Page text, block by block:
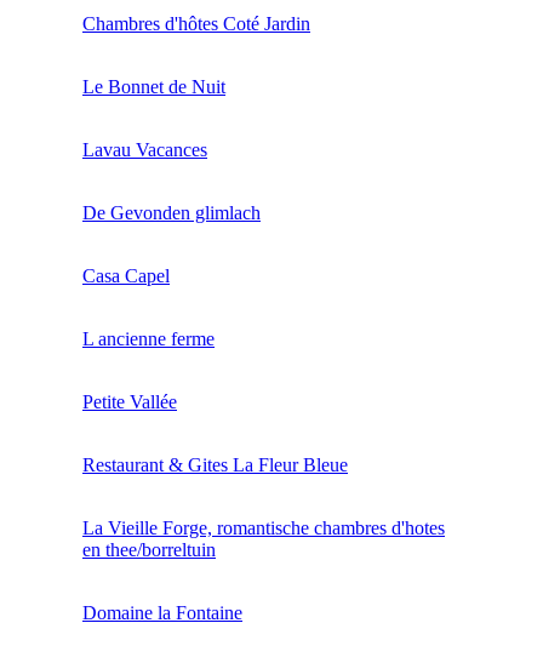
Chambres d'hôtes Coté Jardin
Le Bonnet de Nuit
Lavau Vacances
De Gevonden glimlach
Casa Capel
L ancienne ferme
Petite Vallée
Restaurant & Gites La Fleur Bleue
La Vieille Forge, romantische chambres d'hotes
en thee/borreltuin
Domaine la Fontaine